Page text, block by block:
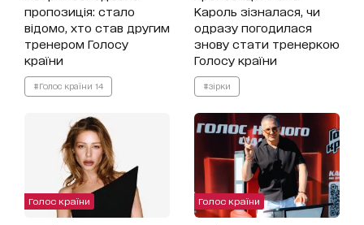
пропозиція: стало
відомо, хто став другим
тренером Голосу
країни
#Голос країни 14
Кароль зізналася, чи
одразу погодилася
знову стати тренеркою
Голосу країни
#зірки
Голос країни Голос країни